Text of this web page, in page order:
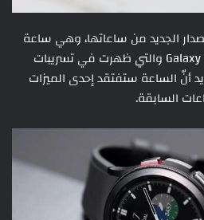
الجديد من ساعاتها، وهي ساعة
جالكسي ووتش 5 – Galaxy Watch5 والتي ظهرت في تسريبات
الساعة ستفتقد إحدى الميزات
السابقة.